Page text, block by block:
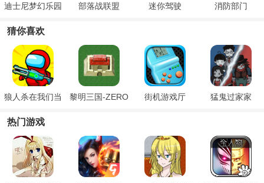
迪士尼梦幻乐园 部落战联盟 迷你驾驶 消防部门
猜你喜欢
狼人杀在我们当
黎明三国-ZERO 街机游戏厅 猛鬼过家家
热门游戏